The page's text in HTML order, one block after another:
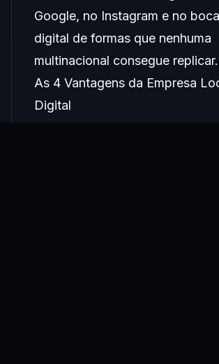
Google, no Instagram e no
digital de formas que nenhuma
multinacional consegue replicar.
As 4 Vantagens da Empresa
Digital